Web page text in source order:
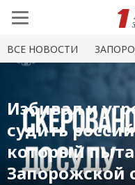
ВСЕ НОВОСТИ
Избивал и
судить
который
Запорожской